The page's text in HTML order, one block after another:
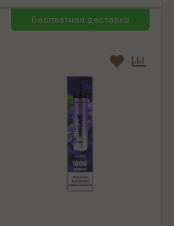
Бесплатная доставка